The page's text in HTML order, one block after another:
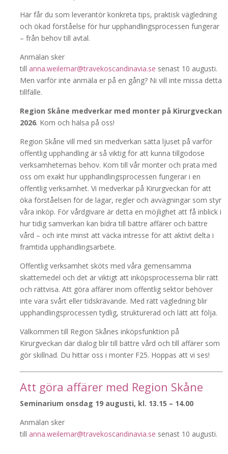
Här får du som leverantör konkreta tips, praktisk vägledning
och ökad förståelse för hur upphandlingsprocessen fungerar
– från behov till avtal.
Anmälan sker
till anna.weilemar@travekoscandinavia.se senast 10 augusti.
Men varför inte anmäla er på en gång? Ni vill inte missa detta
tillfälle.
Region Skåne medverkar med monter på Kirurgveckan
2026. Kom och hälsa på oss!
Region Skåne vill med sin medverkan sätta ljuset på varför
offentlig upphandling är så viktig för att kunna tillgodose
verksamheternas behov. Kom till vår monter och prata med
oss om exakt hur upphandlingsprocessen fungerar i en
offentlig verksamhet. Vi medverkar på Kirurgveckan för att
öka förståelsen för de lagar, regler och avvägningar som styr
våra inköp. För vårdgivare är detta en möjlighet att få inblick i
hur tidig samverkan kan bidra till bättre affärer och bättre
vård – och inte minst att väcka intresse för att aktivt delta i
framtida upphandlingsarbete.
Offentlig verksamhet sköts med våra gemensamma
skattemedel och det är viktigt att inköpsprocesserna blir rätt
och rättvisa. Att göra affärer inom offentlig sektor behöver
inte vara svårt eller tidskrävande. Med rätt vägledning blir
upphandlingsprocessen tydlig, strukturerad och lätt att följa.
Välkommen till Region Skånes inköpsfunktion på
Kirurgveckan där dialog blir till bättre vård och till affärer som
gör skillnad. Du hittar oss i monter F25. Hoppas att vi ses!
Att göra affärer med Region Skåne
Seminarium onsdag 19 augusti, kl. 13.15 – 14.00
Anmälan sker
till anna.weilemar@travekoscandinavia.se senast 10 augusti.